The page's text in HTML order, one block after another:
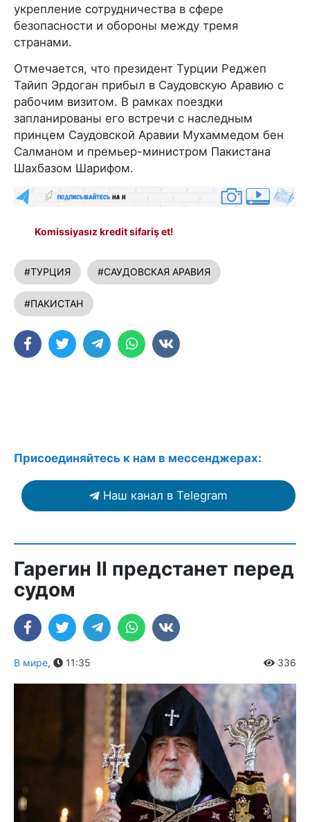
укрепление сотрудничества в сфере
безопасности и обороны между тремя
странами.
Отмечается, что президент Турции Реджеп
Тайип Эрдоган прибыл в Саудовскую Аравию с
рабочим визитом. В рамках поездки
запланированы его встречи с наследным
принцем Саудовской Аравии Мухаммедом бен
Салманом и премьер-министром Пакистана
Шахбазом Шарифом.
Komissiyasız kredit sifariş et!
#ТУРЦИЯ #САУДОВСКАЯ АРАВИЯ
#ПАКИСТАН
Присоединяйтесь к нам в мессенджерах:
Наш канал в Telegram
Гарегин II предстанет перед
судом
В мире, 11:35 336